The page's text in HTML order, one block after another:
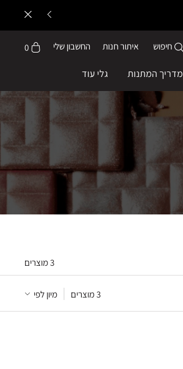
מדריך המתנות גלי עוד
חיפוש איתור חנות החשבון שלי 0
3מוצרים
מיון לפי 3